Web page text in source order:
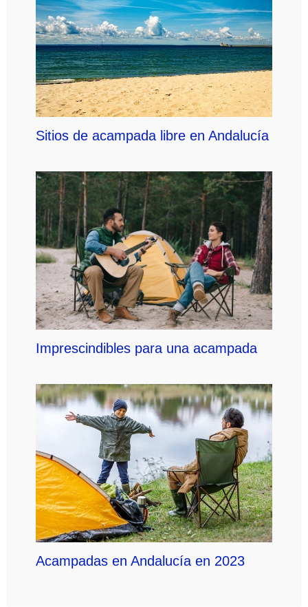
Sitios de acampada libre en Andalucía
Imprescindibles para una acampada
Acampadas en Andalucía en 2023